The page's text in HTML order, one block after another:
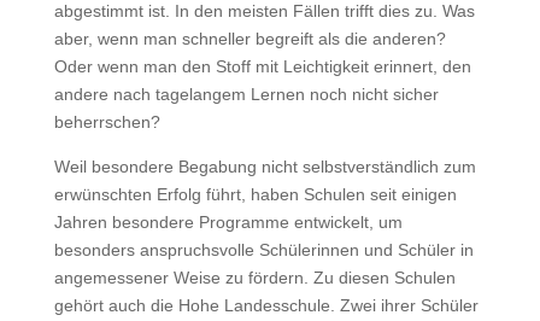
abgestimmt ist. In den meisten Fällen trifft dies zu. Was
aber, wenn man schneller begreift als die anderen?
Oder wenn man den Stoff mit Leichtigkeit erinnert, den
andere nach tagelangem Lernen noch nicht sicher
beherrschen?
Weil besondere Begabung nicht selbstverständlich zum
erwünschten Erfolg führt, haben Schulen seit einigen
Jahren besondere Programme entwickelt, um
besonders anspruchsvolle Schülerinnen und Schüler in
angemessener Weise zu fördern. Zu diesen Schulen
gehört auch die Hohe Landesschule. Zwei ihrer Schüler